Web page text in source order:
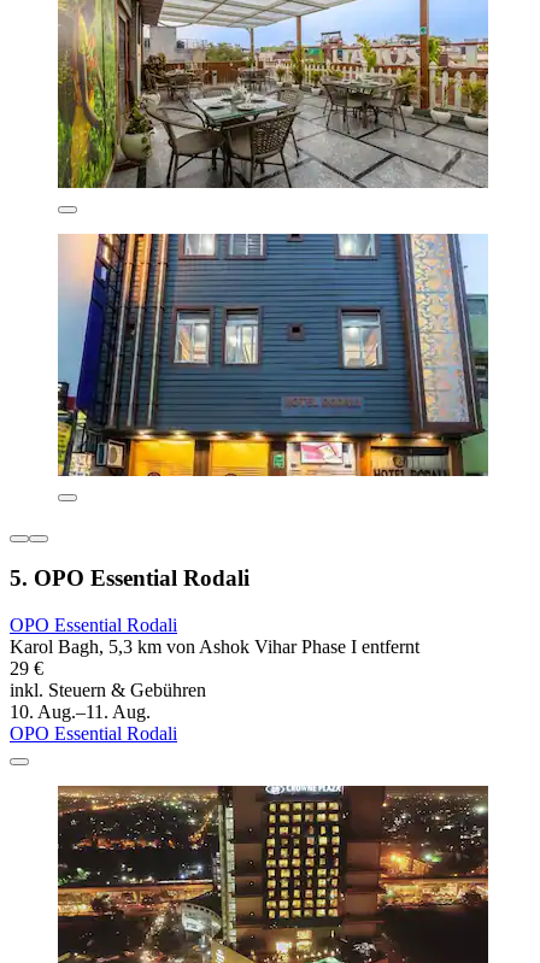
5. OPO Essential Rodali
OPO Essential Rodali
Karol Bagh, 5,3 km von Ashok Vihar Phase I entfernt
29 €
inkl. Steuern & Gebühren
10. Aug.–11. Aug.
OPO Essential Rodali